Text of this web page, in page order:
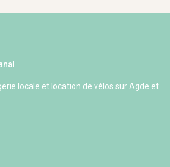
locale et location de vélos sur Agde et